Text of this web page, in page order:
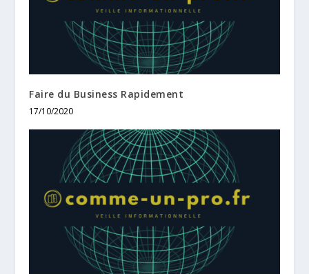
Faire du Business Rapidement
17/10/2020